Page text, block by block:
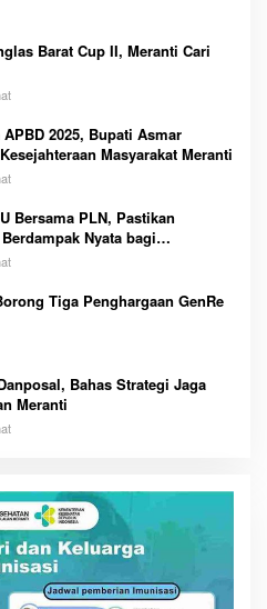
Barat Cup II, Meranti Cari
2025, Bupati Asmar
Masyarakat Meranti
Bersama PLN, Pastikan
Nyata bagi
Tiga Penghargaan GenRe
Bahas Strategi Jaga
Meranti